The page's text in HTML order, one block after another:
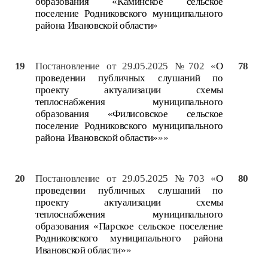
поселение Родниковского муниципального
района Ивановской области»
19 Постановление от 29.05.2025 №702 «О
проведении публичных слушаний по
проекту актуализации схемы
теплоснабжения муниципального
образования «Филисовское сельское
поселение Родниковского муниципального
района Ивановской области»»»
78
20 Постановление от 29.05.2025 №703 «О
проведении публичных слушаний по
проекту актуализации схемы
теплоснабжения муниципального
образования «Парское сельское поселение
Родниковского муниципального района
Ивановской области»»
80